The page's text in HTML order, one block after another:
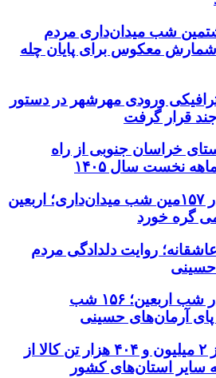
شب میدان‌داری مردم
معکوس برای پایان چله
ورودی مهرشهر در دستور
قرار گرفت
۱۱ روستای خراسان جنوبی از راه
نخست سال ۱۴۰۵
خراسان جنوبی در ۱۵۷مین شب میدان‌داری؛ اربعین
گره خورد
روایت دلدادگی مردم
حسینی
خراسان جنوبی در شب اربعین؛ ۱۵۶ شب
آرمان‌های حسینی
جابه جایی بیش از ۲ میلیون و ۴۰۴ هزار تن کالا از
سایر استان‌های کشور